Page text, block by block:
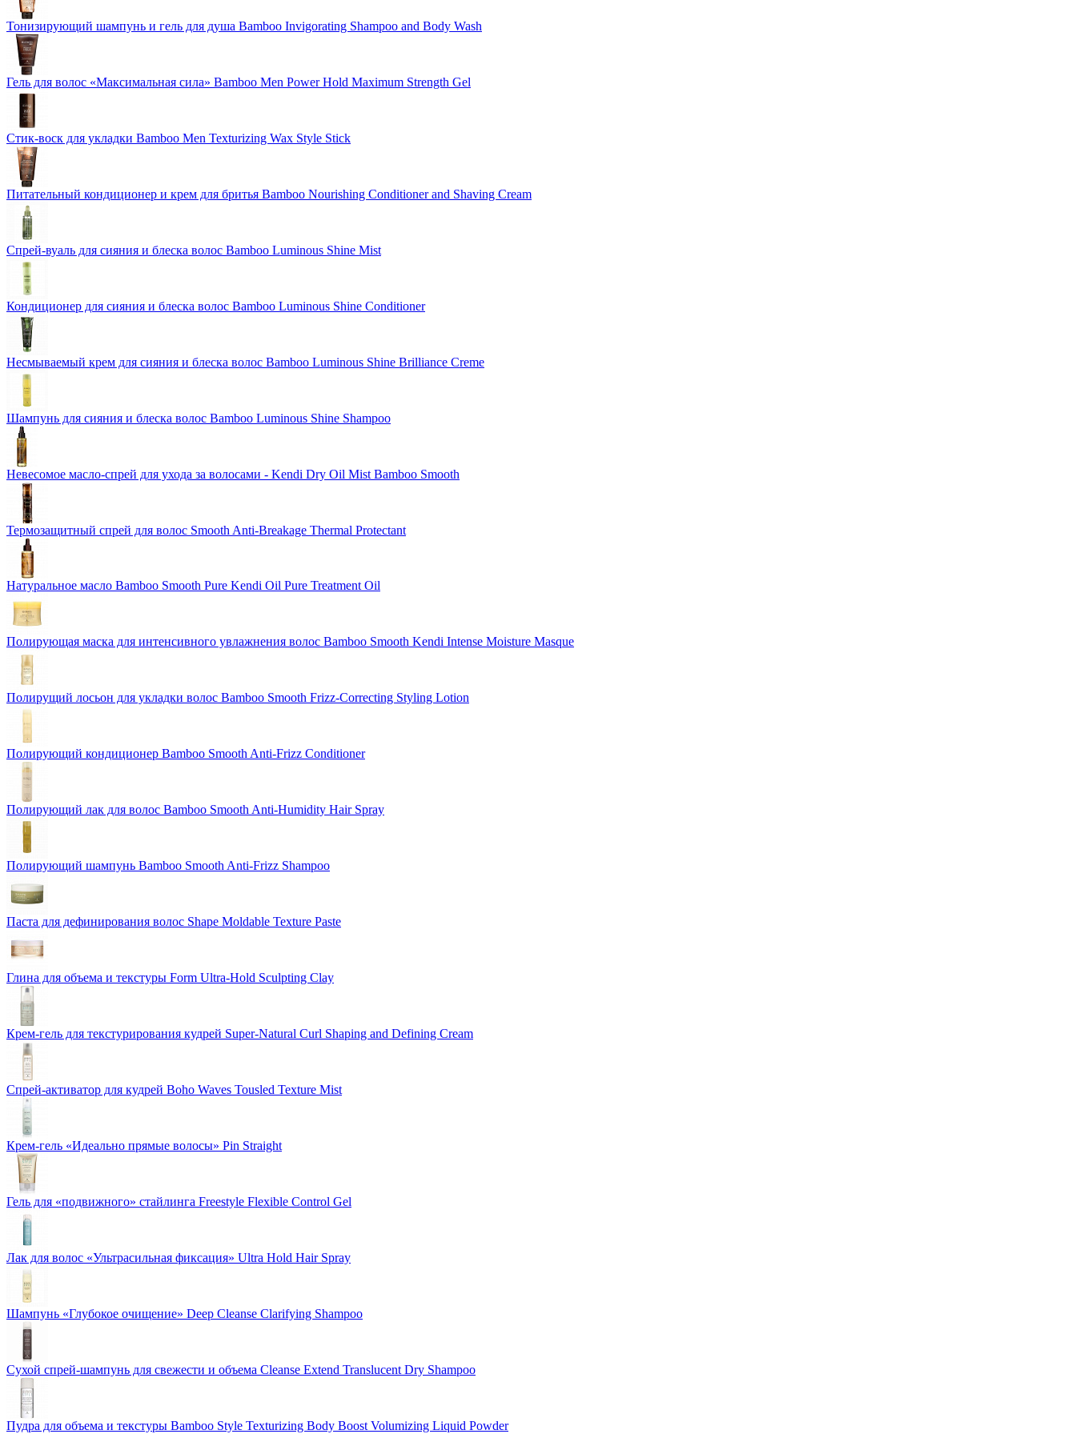
Тонизирующий шампунь и гель для душа Bamboo Invigorating Shampoo and Body Wash
Гель для волос «Максимальная сила» Bamboo Men Power Hold Maximum Strength Gel
Стик-воск для укладки Bamboo Men Texturizing Wax Style Stick
Питательный кондиционер и крем для бритья Bamboo Nourishing Conditioner and Shaving Cream
Спрей-вуаль для сияния и блеска волос Bamboo Luminous Shine Mist
Кондиционер для сияния и блеска волос Bamboo Luminous Shine Conditioner
Несмываемый крем для сияния и блеска волос Bamboo Luminous Shine Brilliance Creme
Шампунь для сияния и блеска волос Bamboo Luminous Shine Shampoo
Невесомое масло-спрей для ухода за волосами - Kendi Dry Oil Mist Bamboo Smooth
Термозащитный спрей для волос Smooth Anti-Breakage Thermal Protectant
Натуральное масло Bamboo Smooth Pure Kendi Oil Pure Treatment Oil
Полирующая маска для интенсивного увлажнения волос Bamboo Smooth Kendi Intense Moisture Masque
Полирущий лосьон для укладки волос Bamboo Smooth Frizz-Correcting Styling Lotion
Полирующий кондиционер Bamboo Smooth Anti-Frizz Conditioner
Полирующий лак для волос Bamboo Smooth Anti-Humidity Hair Spray
Полирующий шампунь Bamboo Smooth Anti-Frizz Shampoo
Паста для дефинирования волос Shape Moldable Texture Paste
Глина для объема и текстуры Form Ultra-Hold Sculpting Clay
Крем-гель для текстурирования кудрей Super-Natural Curl Shaping and Defining Cream
Спрей-активатор для кудрей Boho Waves Tousled Texture Mist
Крем-гель «Идеально прямые волосы» Pin Straight
Гель для «подвижного» стайлинга Freestyle Flexible Control Gel
Лак для волос «Ультрасильная фиксация» Ultra Hold Hair Spray
Шампунь «Глубокое очищение» Deep Cleanse Clarifying Shampoo
Сухой спрей-шампунь для свежести и объема Cleanse Extend Translucent Dry Shampoo
Пудра для объема и текстуры Bamboo Style Texturizing Body Boost Volumizing Liquid Powder